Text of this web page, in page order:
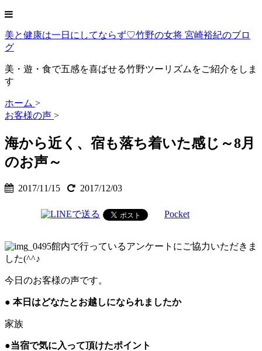
美と健康は一日にしてならず♡竹野の女将 宮崎裕紀のブロ
グ
美・遊・食で五感を喜ばせる竹野ツーリズムをご紹介をしま
す
ホーム >
お客様の声 >
海から近く、宿も落ち着いた感じ～8月
のお声～
2017/11/15 2017/12/03
Pocket
館内で行っているアンケートにご協力いただきま
した(^^♪
今日のお客様の声です。
● 本日はどなたとお越しになられましたか
家族
●当宿で気に入って頂けたポイント